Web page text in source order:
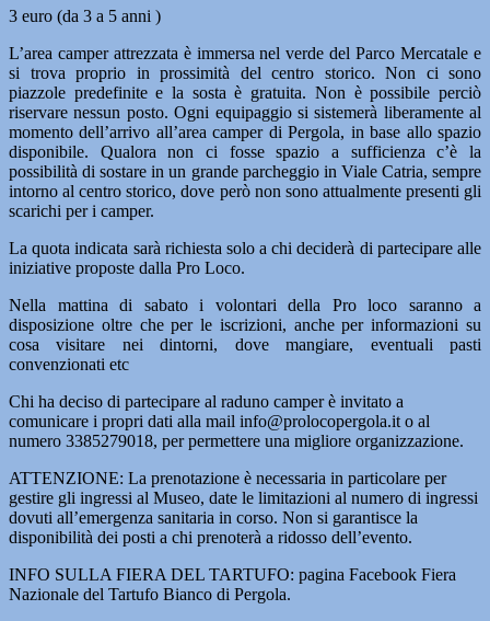
3 euro (da 3 a 5 anni )
L’area camper attrezzata è immersa nel verde del Parco Mercatale e
si trova proprio in prossimità del centro storico. Non ci sono
piazzole predefinite e la sosta è gratuita. Non è possibile perciò
riservare nessun posto. Ogni equipaggio si sistemerà liberamente al
momento dell’arrivo all’area camper di Pergola, in base allo spazio
disponibile. Qualora non ci fosse spazio a sufficienza c’è la
possibilità di sostare in un grande parcheggio in Viale Catria, sempre
intorno al centro storico, dove però non sono attualmente presenti gli
scarichi per i camper.
La quota indicata sarà richiesta solo a chi deciderà di partecipare alle
iniziative proposte dalla Pro Loco.
Nella mattina di sabato i volontari della Pro loco saranno a
disposizione oltre che per le iscrizioni, anche per informazioni su
cosa visitare nei dintorni, dove mangiare, eventuali pasti
convenzionati etc
Chi ha deciso di partecipare al raduno camper è invitato a
comunicare i propri dati alla mail info@prolocopergola.it o al
numero 3385279018, per permettere una migliore organizzazione.
ATTENZIONE: La prenotazione è necessaria in particolare per
gestire gli ingressi al Museo, date le limitazioni al numero di ingressi
dovuti all’emergenza sanitaria in corso. Non si garantisce la
disponibilità dei posti a chi prenoterà a ridosso dell’evento.
INFO SULLA FIERA DEL TARTUFO: pagina Facebook Fiera
Nazionale del Tartufo Bianco di Pergola.